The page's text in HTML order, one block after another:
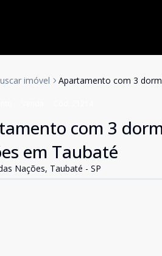
imóvel Apartamento com 3
com 3
em Taubaté
Nações, Taubaté - SP